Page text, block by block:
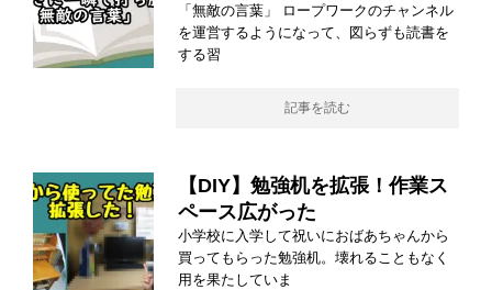
「無敵の言葉」 ロープワークのチャンネル
を運営するようになって、図らずも読書を
する習
記事を読む
【DIY】勉強机を拡張！作業ス
ペース広がった
小学校に入学して祝いにおばあちゃんから
買ってもらった勉強机。壊れることもなく
用を果たしていま